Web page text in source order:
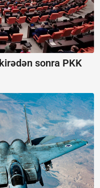
sonra PKK